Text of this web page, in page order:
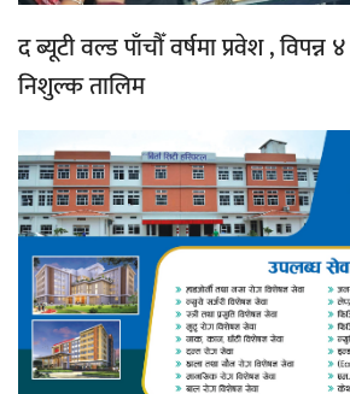
द ब्यूटी वल्ड पाँचौँ वर्षमा प्रवेश ,
निशुल्क तालिम